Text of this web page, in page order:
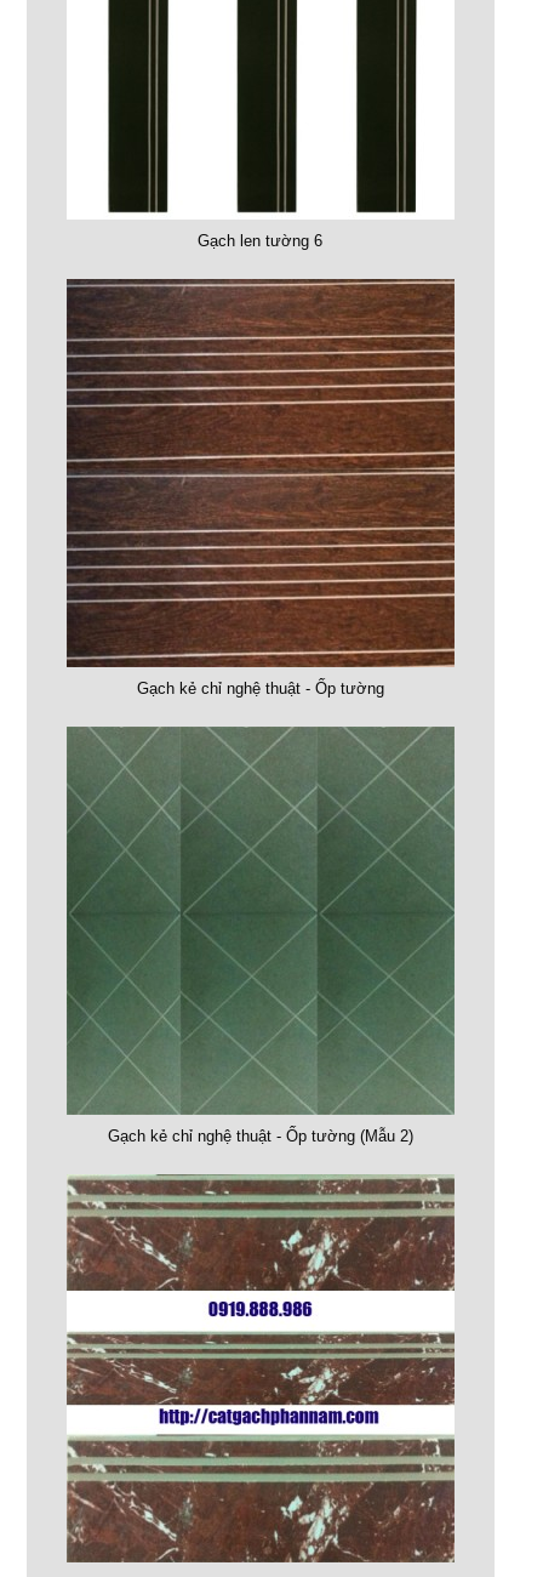
Gạch len tường 6
Gạch kẻ chỉ nghệ thuật - Ốp tường
Gạch kẻ chỉ nghệ thuật - Ốp tường (Mẫu 2)